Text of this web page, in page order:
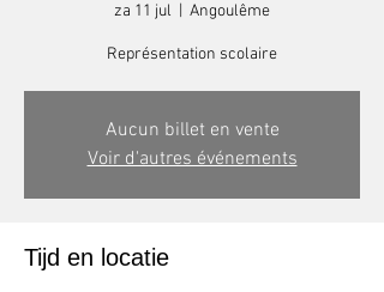
za 11 jul Angoulême
Représentation scolaire
Aucun billet en vente
Voir d'autres événements
Tijd en locatie